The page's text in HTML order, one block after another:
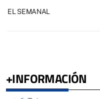
EL SEMANAL
+INFORMACIÓN